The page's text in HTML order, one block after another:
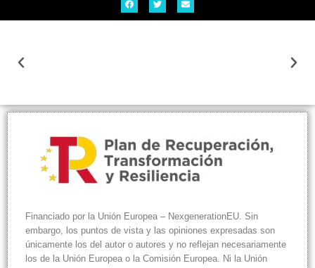
Financiado por la Unión Europea – NexgenerationEU. Sin
embargo, los puntos de vista y las opiniones expresadas son
únicamente los del autor o autores y no reflejan necesariamente
los de la Unión Europea o la Comisión Europea. Ni la Unión